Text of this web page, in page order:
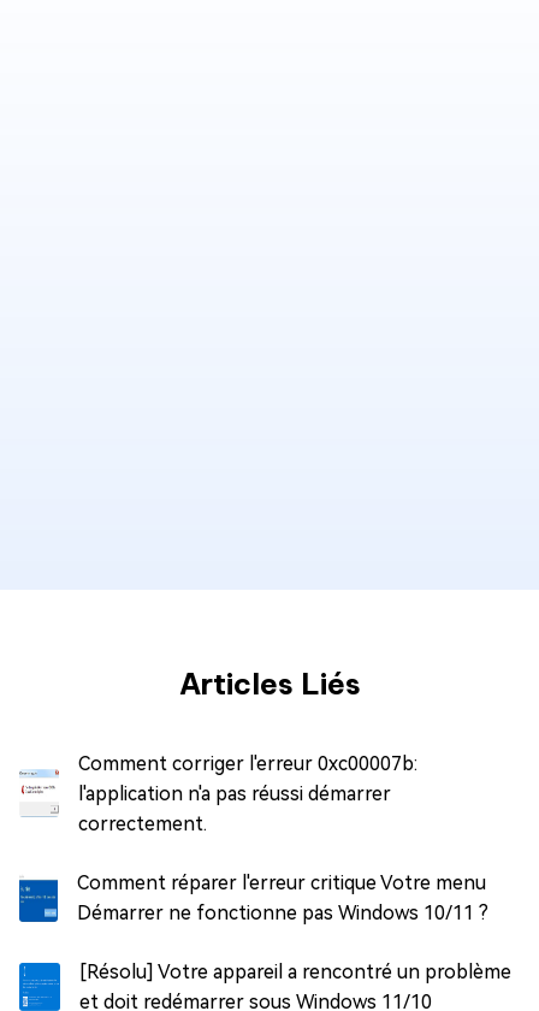
Articles Liés
Comment corriger l'erreur 0xc00007b:
l'application n'a pas réussi démarrer
correctement.
Comment réparer l'erreur critique Votre menu
Démarrer ne fonctionne pas Windows 10/11 ?
[Résolu] Votre appareil a rencontré un problème
et doit redémarrer sous Windows 11/10